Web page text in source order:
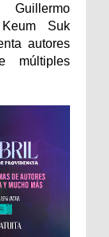
Suk
autores
múltiples